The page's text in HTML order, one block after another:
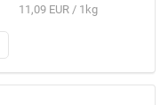
11,09 EUR / 1kg